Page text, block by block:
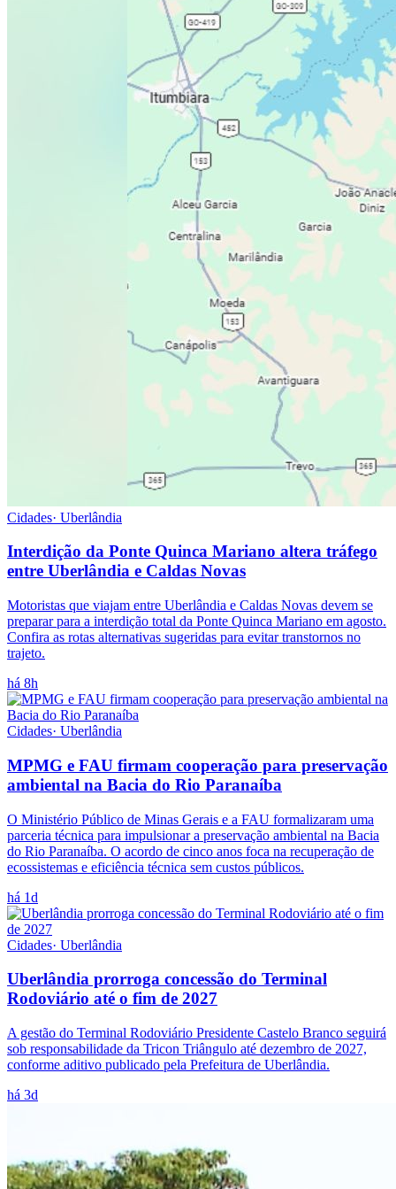
Cidades· Uberlândia
Interdição da Ponte Quinca Mariano altera tráfego
entre Uberlândia e Caldas Novas
Motoristas que viajam entre Uberlândia e Caldas Novas devem se
preparar para a interdição total da Ponte Quinca Mariano em agosto.
Confira as rotas alternativas sugeridas para evitar transtornos no
trajeto.
há 8h
Cidades· Uberlândia
MPMG e FAU firmam cooperação para preservação
ambiental na Bacia do Rio Paranaíba
O Ministério Público de Minas Gerais e a FAU formalizaram uma
parceria técnica para impulsionar a preservação ambiental na Bacia
do Rio Paranaíba. O acordo de cinco anos foca na recuperação de
ecossistemas e eficiência técnica sem custos públicos.
há 1d
Cidades· Uberlândia
Uberlândia prorroga concessão do Terminal
Rodoviário até o fim de 2027
A gestão do Terminal Rodoviário Presidente Castelo Branco seguirá
sob responsabilidade da Tricon Triângulo até dezembro de 2027,
conforme aditivo publicado pela Prefeitura de Uberlândia.
há 3d